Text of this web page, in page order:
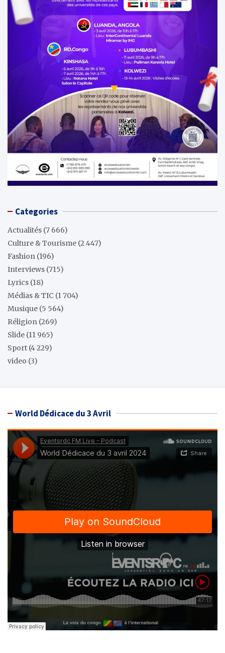
Categories
Actualités (7 666)
Culture & Tourisme (2 447)
Fashion (196)
Interviews (715)
Lyrics (18)
Médias & TIC (1 704)
Musique (5 564)
Réligion (269)
Slide (11 965)
Sport (4 229)
video (3)
World Dédicace du 3 Avril